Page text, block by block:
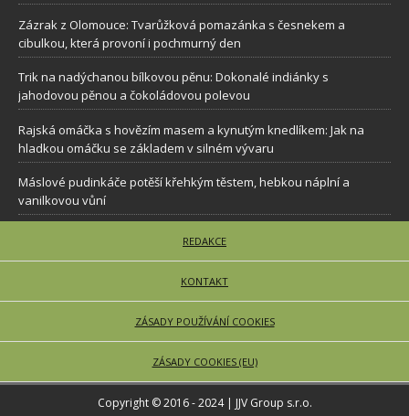
Zázrak z Olomouce: Tvarůžková pomazánka s česnekem a
cibulkou, která provoní i pochmurný den
Trik na nadýchanou bílkovou pěnu: Dokonalé indiánky s
jahodovou pěnou a čokoládovou polevou
Rajská omáčka s hovězím masem a kynutým knedlíkem: Jak na
hladkou omáčku se základem v silném vývaru
Máslové pudinkáče potěší křehkým těstem, hebkou náplní a
vanilkovou vůní
REDAKCE
KONTAKT
ZÁSADY POUŽÍVÁNÍ COOKIES
ZÁSADY COOKIES (EU)
Copyright © 2016 - 2024 | JJV Group s.r.o.